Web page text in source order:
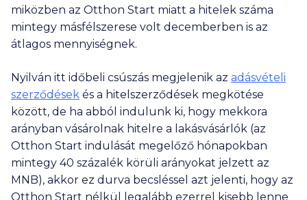
miközben az Otthon Start miatt a hitelek száma
mintegy másfélszerese volt decemberben is az
átlagos mennyiségnek.
Nyilván itt időbeli csúszás megjelenik az adásvételi
szerződések és a hitelszerződések megkötése
között, de ha abból indulunk ki, hogy mekkora
arányban vásárolnak hitelre a lakásvásárlók (az
Otthon Start indulását megelőző hónapokban
mintegy 40 százalék körüli arányokat jelzett az
MNB), akkor ez durva becsléssel azt jelenti, hogy az
Otthon Start nélkül legalább ezerrel kisebb lenne